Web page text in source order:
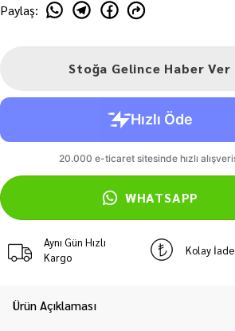
Paylaş:
Stoğa Gelince Haber Ver
WHATSAPP
Aynı Gün Hızlı
Kargo
Kolay İade
Ürün Açıklaması